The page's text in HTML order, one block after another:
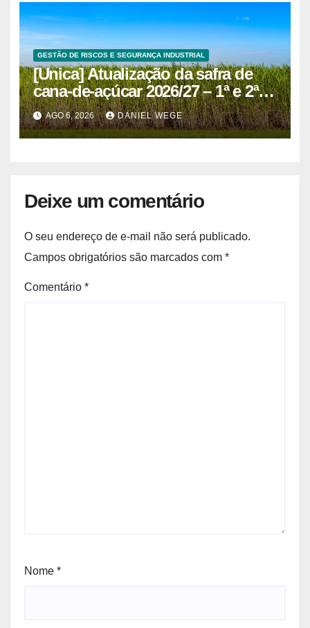
GESTÃO DE RISCOS E SEGURANÇA INDUSTRIAL
[Unica] Atualização da safra de
cana-de-açúcar 2026/27 – 1ª e 2ª
quinzenas de junho
AGO 6, 2026 DANIEL WEGE
Deixe um comentário
O seu endereço de e-mail não será publicado.
Campos obrigatórios são marcados com *
Comentário *
Nome *